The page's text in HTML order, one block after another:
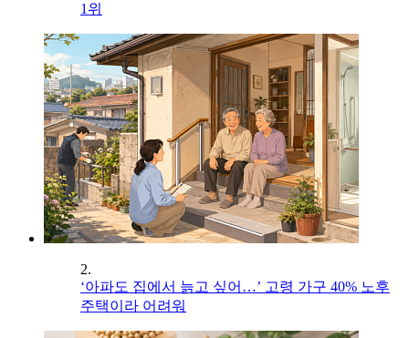
1위
2.
‘아파도 집에서 늙고 싶어…’ 고령 가구 40% 노후
주택이라 어려워